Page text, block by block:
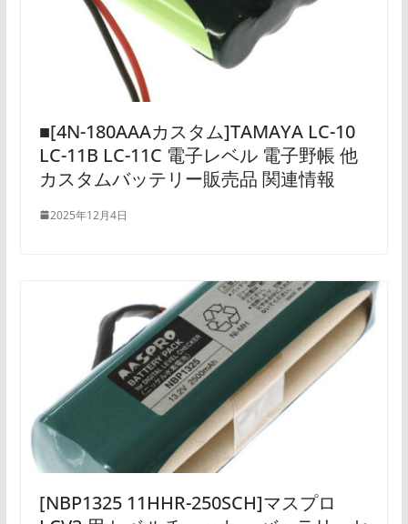
■[4N-180AAAカスタム]TAMAYA LC-10
LC-11B LC-11C 電子レベル 電子野帳 他
カスタムバッテリー販売品 関連情報
2025年12月4日
[NBP1325 11HHR-250SCH]マスプロ